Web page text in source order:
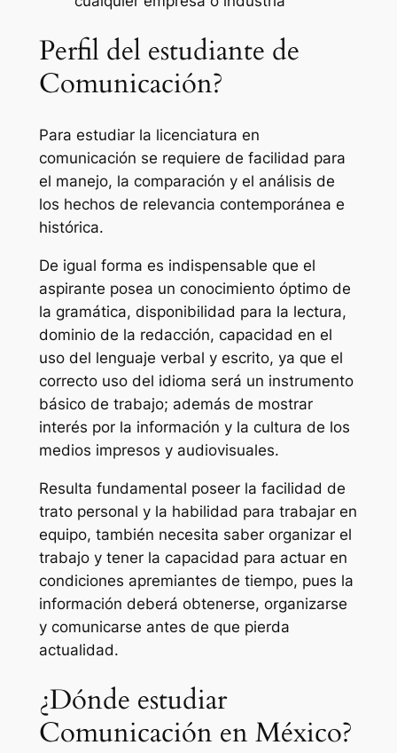
Perfil del estudiante de
Comunicación?
Para estudiar la licenciatura en
comunicación se requiere de facilidad para
el manejo, la comparación y el análisis de
los hechos de relevancia contemporánea e
histórica.
De igual forma es indispensable que el
aspirante posea un conocimiento óptimo de
la gramática, disponibilidad para la lectura,
dominio de la redacción, capacidad en el
uso del lenguaje verbal y escrito, ya que el
correcto uso del idioma será un instrumento
básico de trabajo; además de mostrar
interés por la información y la cultura de los
medios impresos y audiovisuales.
Resulta fundamental poseer la facilidad de
trato personal y la habilidad para trabajar en
equipo, también necesita saber organizar el
trabajo y tener la capacidad para actuar en
condiciones apremiantes de tiempo, pues la
información deberá obtenerse, organizarse
y comunicarse antes de que pierda
actualidad.
¿Dónde estudiar
Comunicación en México?